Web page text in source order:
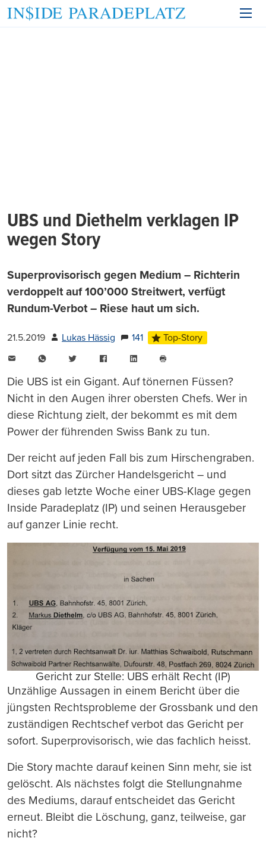
UBS und Diethelm verklagen IP
wegen Story
Superprovisorisch gegen Medium – Richterin
verdoppelt auf 100’000 Streitwert, verfügt
Rundum-Verbot – Riese haut um sich.
21.5.2019 Lukas Hässig 141
Top-Story
WhatsAppTwitter FacebookLinkedIn
Die UBS ist ein Gigant. Auf tönernen Füssen?
Nicht in den Augen ihrer obersten Chefs. Wer in
diese Richtung zielt, der bekommt es mit dem
Power der führenden Swiss Bank zu tun.
Der reicht auf jeden Fall bis zum Hirschengraben.
Dort sitzt das Zürcher Handelsgericht – und
dieses gab letzte Woche einer UBS-Klage gegen
Inside Paradeplatz (IP) und seinen Herausgeber
auf ganzer Linie recht.
Gericht zur Stelle: UBS erhält Recht (IP)
Unzählige Aussagen in einem Bericht über die
jüngsten Rechtsprobleme der Grossbank und den
zuständigen Rechtschef verbot das Gericht per
sofort. Superprovisorisch, wie das fachlich heisst.
Die Story machte darauf keinen Sinn mehr, sie ist
gelöscht. Als nächstes folgt die Stellungnahme
des Mediums, darauf entscheidet das Gericht
erneut. Bleibt die Löschung, ganz, teilweise, gar
nicht?